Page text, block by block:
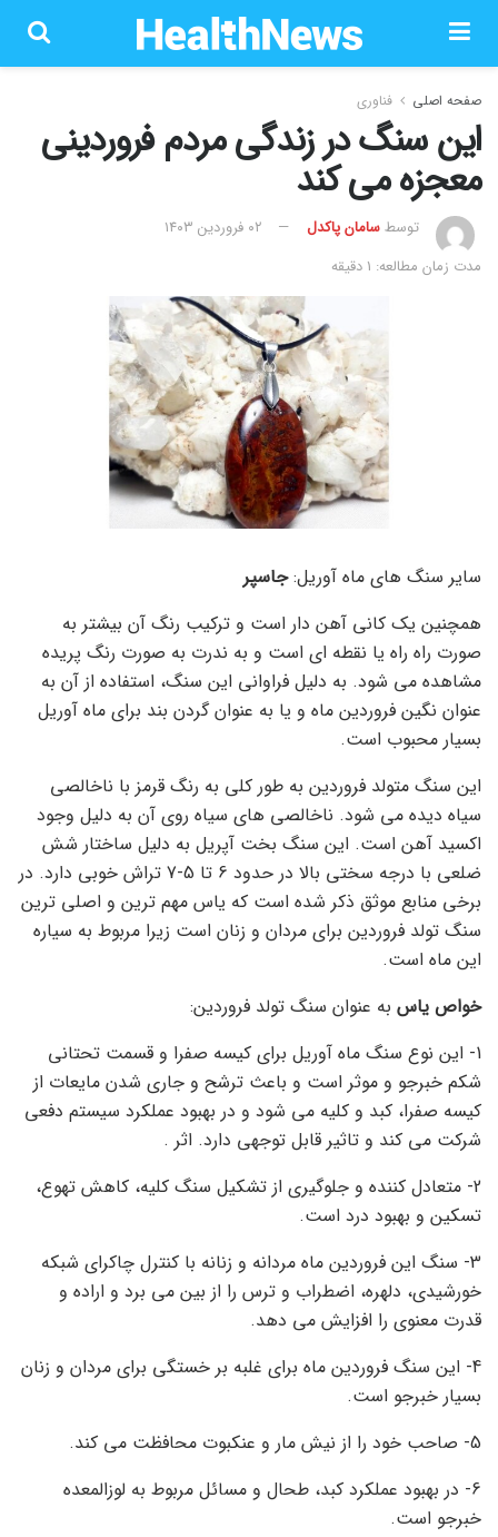
صفحه اصلی فناوری
این سنگ در زندگی مردم فروردینی
معجزه می کند
توسطسامان پاکدل
۰۲ فروردین ۱۴۰۳
مدت زمان مطالعه: 1 دقیقه
سایر سنگ های ماه آوریل:جاسپر
همچنین یک کانی آهن دار است و ترکیب رنگ آن بیشتر به
صورت راه راه یا نقطه ای است و به ندرت به صورت رنگ پریده
مشاهده می شود. به دلیل فراوانی این سنگ، استفاده از آن به
عنوان نگین فروردین ماه و یا به عنوان گردن بند برای ماه آوریل
بسیار محبوب است.
این سنگ متولد فروردین به طور کلی به رنگ قرمز با ناخالصی
سیاه دیده می شود. ناخالصی های سیاه روی آن به دلیل وجود
اکسید آهن است. این سنگ بخت آپریل به دلیل ساختار شش
ضلعی با درجه سختی بالا در حدود 6 تا 5-7 تراش خوبی دارد. در
برخی منابع موثق ذکر شده است که یاس مهم ترین و اصلی ترین
سنگ تولد فروردین برای مردان و زنان است زیرا مربوط به سیاره
این ماه است.
خواص یاس به عنوان سنگ تولد فروردین:
1- این نوع سنگ ماه آوریل برای کیسه صفرا و قسمت تحتانی
شکم خبرجو و موثر است و باعث ترشح و جاری شدن مایعات از
کیسه صفرا، کبد و کلیه می شود و در بهبود عملکرد سیستم دفعی
شرکت می کند و تاثیر قابل توجهی دارد. اثر .
2- متعادل کننده و جلوگیری از تشکیل سنگ کلیه، کاهش تهوع،
تسکین و بهبود درد است.
3- سنگ این فروردین ماه مردانه و زنانه با کنترل چاکرای شبکه
خورشیدی، دلهره، اضطراب و ترس را از بین می برد و اراده و
قدرت معنوی را افزایش می دهد.
4- این سنگ فروردین ماه برای غلبه بر خستگی برای مردان و زنان
بسیار خبرجو است.
5- صاحب خود را از نیش مار و عنکبوت محافظت می کند.
6- در بهبود عملکرد کبد، طحال و مسائل مربوط به لوزالمعده
خبرجو است.